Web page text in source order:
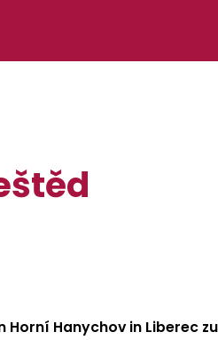
Horní Hanychov in Liberec